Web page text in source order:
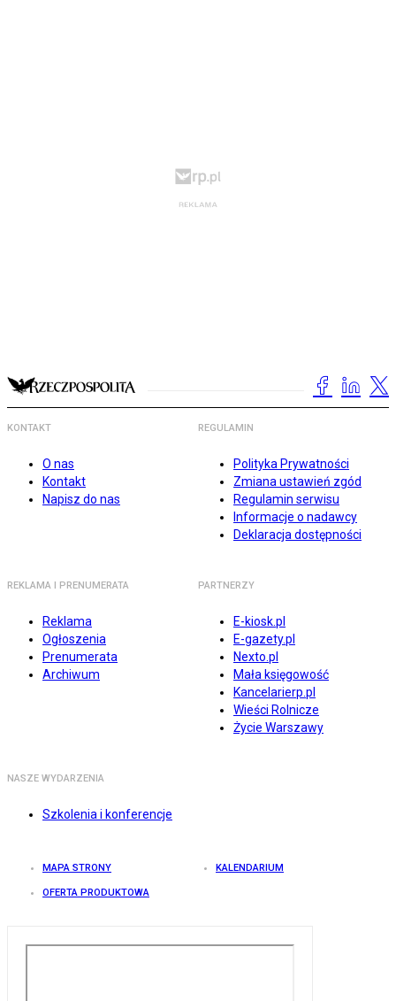
KONTAKT
O nas
Kontakt
Napisz do nas
REGULAMIN
Polityka Prywatności
Zmiana ustawień zgód
Regulamin serwisu
Informacje o nadawcy
Deklaracja dostępności
REKLAMA I PRENUMERATA
Reklama
Ogłoszenia
Prenumerata
Archiwum
PARTNERZY
E-kiosk.pl
E-gazety.pl
Nexto.pl
Mała księgowość
Kancelarierp.pl
Wieści Rolnicze
Życie Warszawy
NASZE WYDARZENIA
Szkolenia i konferencje
MAPA STRONY KALENDARIUM
OFERTA PRODUKTOWA